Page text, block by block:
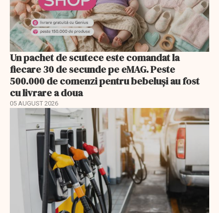
Un pachet de scutece este comandat la
fiecare 30 de secunde pe eMAG. Peste
500.000 de comenzi pentru bebeluși au fost
cu livrare a doua
05 AUGUST 2026